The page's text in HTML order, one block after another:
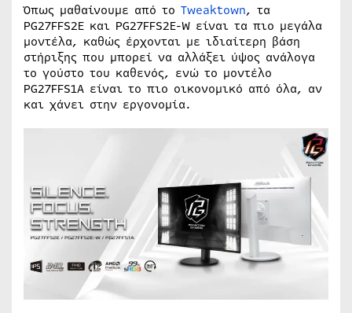
Όπως μαθαίνουμε από το Tweaktown, τα
PG27FFS2E και PG27FFS2E-W είναι τα πιο μεγάλα
μοντέλα, καθώς έρχονται με ιδιαίτερη βάση
στήριξης που μπορεί να αλλάξει ύψος ανάλογα
το γούστο του καθενός, ενώ το μοντέλο
PG27FFS1A είναι το πιο οικονομικό από όλα, αν
και χάνει στην εργονομία.